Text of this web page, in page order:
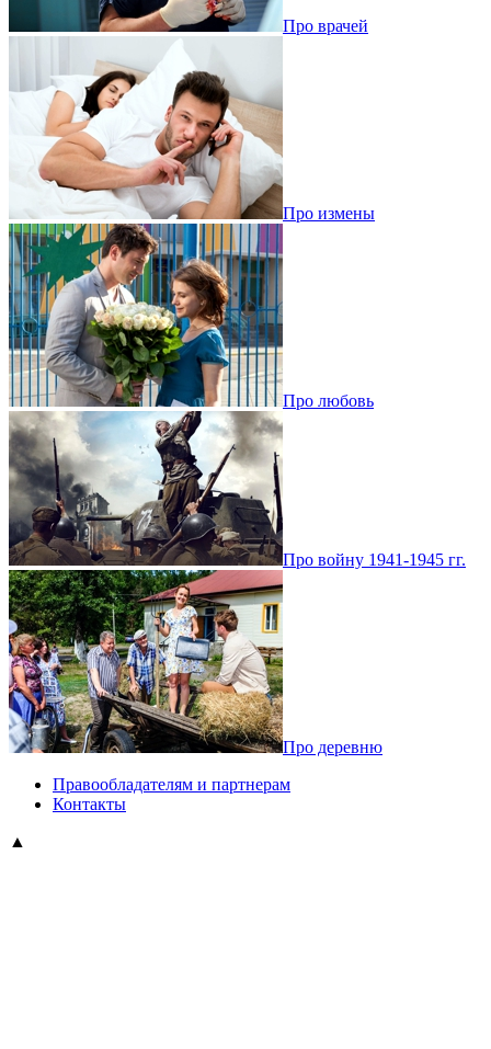
Про врачей
Про измены
Про любовь
Про войну 1941-1945 гг.
Про деревню
Правообладателям и партнерам
Контакты
▲